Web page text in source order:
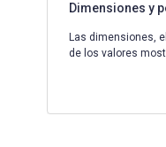
Dimensiones y
Las dimensiones,
de los valores